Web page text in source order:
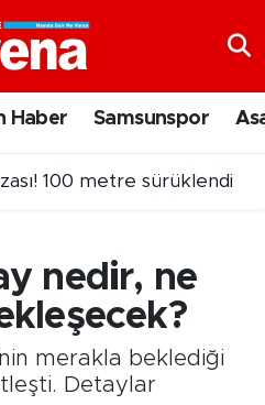
Haber Samsunspor
100 metre sürüklendi
nedir, ne
merakla beklediği
Detaylar
ve Fikstür